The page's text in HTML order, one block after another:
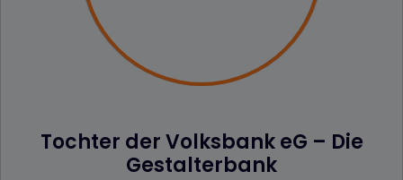
Tochter der Volksbank eG – Die
Gestalterbank